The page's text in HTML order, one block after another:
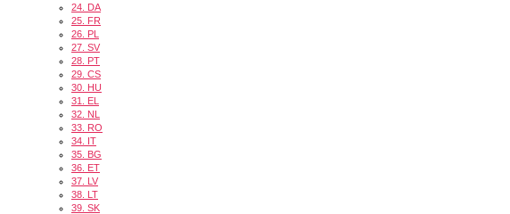
24. DA
25. FR
26. PL
27. SV
28. PT
29. CS
30. HU
31. EL
32. NL
33. RO
34. IT
35. BG
36. ET
37. LV
38. LT
39. SK